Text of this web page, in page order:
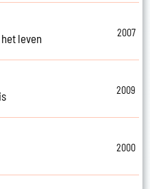
leven
2007
2009
2000